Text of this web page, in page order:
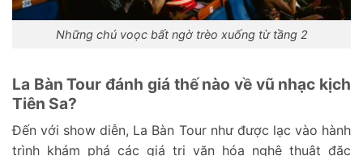
Những chú voọc bất ngờ trèo xuống từ tầng 2
La Bàn Tour đánh giá thế nào về vũ nhạc kịch
Tiên Sa?
Đến với show diễn, La Bàn Tour như được lạc vào hành
trình khám phá các giá trị văn hóa nghệ thuật đặc